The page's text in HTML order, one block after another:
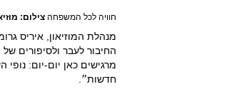
חוויה לכל המשפחה צילום:
מנהלת המוזיאון, איריס
החיבור לעבר ולסיפורים
מרגישים כאן יום-יום:
חדשות״.